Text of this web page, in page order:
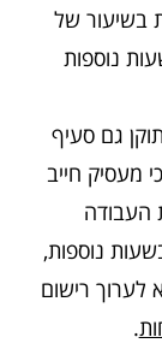
בשיעור של
נוספות שבועיות או 60 שעות נוספות
תוקן גם סעיף
מעסיק חייב
העבודה
נוספות,
רישום
.